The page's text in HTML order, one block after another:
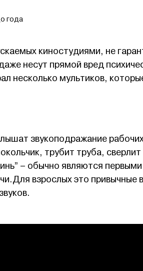
года
киностудиями, не
несут прямой вред
несколько мультиков,
звукоподражание
трубит труба,
– обычно являются первыми
взрослых это привычные